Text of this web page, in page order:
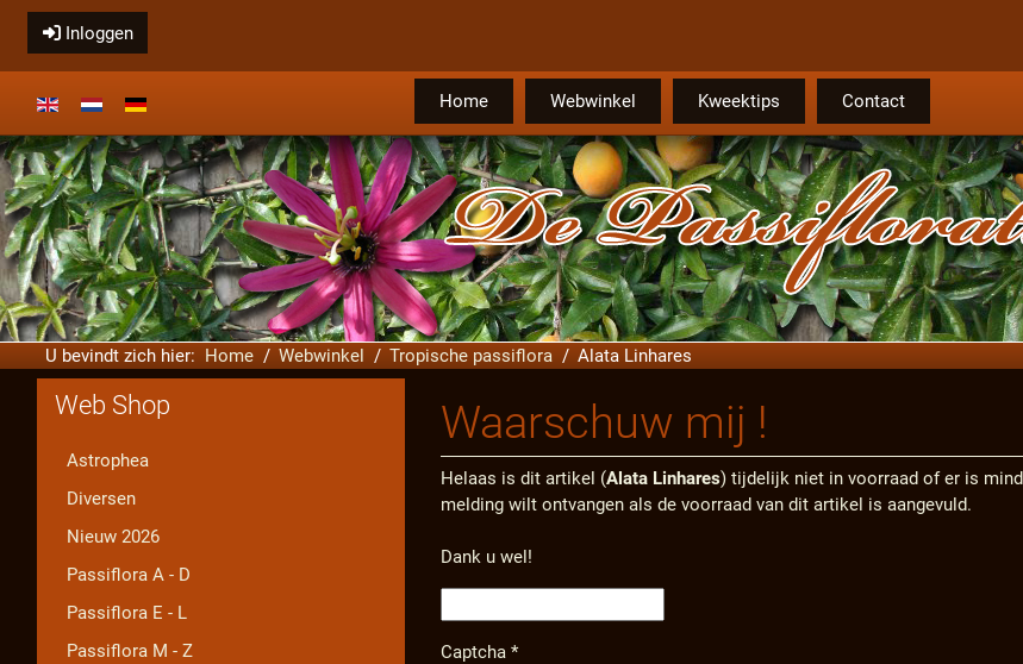
Inloggen
Selecteer de taal Home Webwinkel Kweektips Contact
U bevindt zich hier: Home Webwinkel Tropische passiflora Alata Linhares
Waarschuw mij !
Helaas is dit artikel (Alata Linhares) tijdelijk niet in voorraad of er is
melding wilt ontvangen als de voorraad van dit artikel is aangevuld.
Dank u wel!
Captcha*
Web Shop
Astrophea
Diversen
Nieuw 2026
Passiflora A - D
Passiflora E - L
Passiflora M - Z